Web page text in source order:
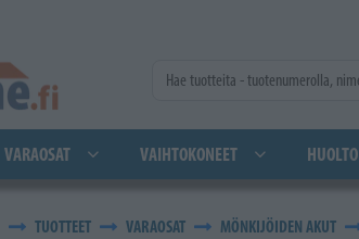
VARAOSAT VAIHTOKONEET HUOLTO
TUOTTEET VARAOSAT MÖNKIJÖIDEN AKUT